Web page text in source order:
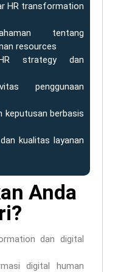
HR transformation
tentang
resources
strategy dan
penggunaan
keputusan berbasis
kualitas layanan
Anda
dan digital
digital human